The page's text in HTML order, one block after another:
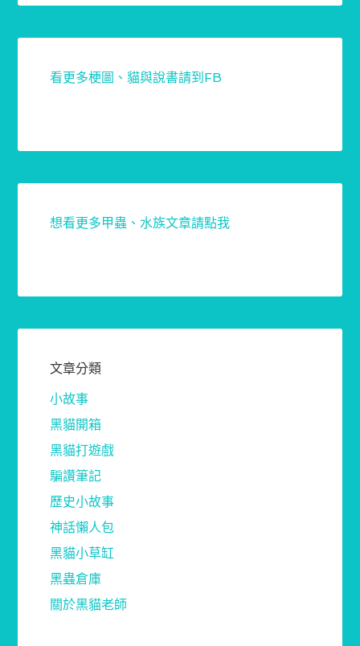
看更多梗圖、貓與說書請到FB
想看更多甲蟲、水族文章請點我
文章分類
小故事
黑貓開箱
黑貓打遊戲
騙讚筆記
歷史小故事
神話懶人包
黑貓小草缸
黑蟲倉庫
關於黑貓老師